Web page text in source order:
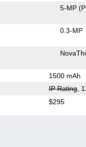
5-MP
0.3-MP
1500 mAh
IP Rating,
$295